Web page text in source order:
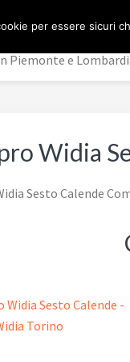
Piemonte e
Widia
Sesto Calende
per essere sicuri